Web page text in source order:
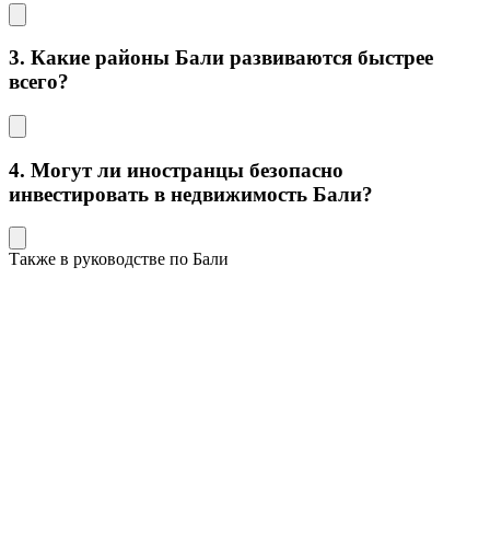
3. Какие районы Бали развиваются быстрее
всего?
4. Могут ли иностранцы безопасно
инвестировать в недвижимость Бали?
Также в руководстве по Бали